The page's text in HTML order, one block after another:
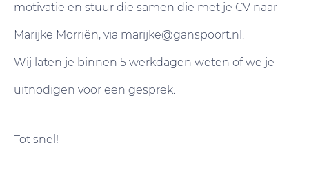
motivatie en stuur die samen die met je CV naar
Marijke Morriën, via marijke@ganspoort.nl.
Wij laten je binnen 5 werkdagen weten of we je
uitnodigen voor een gesprek.
Tot snel!